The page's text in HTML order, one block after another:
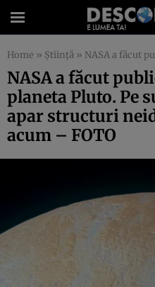
Home » Știință » NASA a făcut publice noi imagini cu
NASA a făcut
planeta Pluto. Pe
apar structuri
acum – FOTO